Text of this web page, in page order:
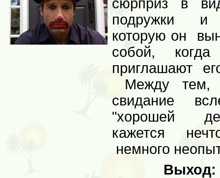
сюрприз в
подружки и
которую он
собой,
приглашают
Между тем,
свидание
"хорошей
кажется
немного
Выход: